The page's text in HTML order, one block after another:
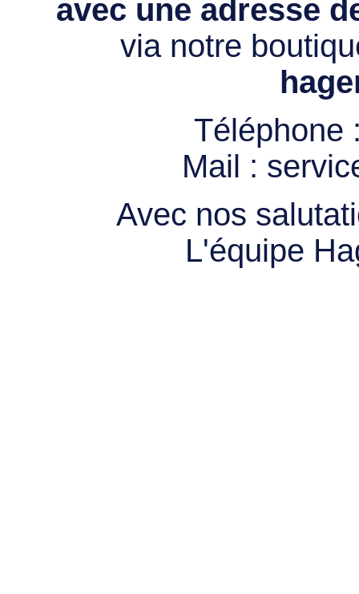
avec une adresse
via notre
Téléphone
Mail :
Avec nos
L'équipe